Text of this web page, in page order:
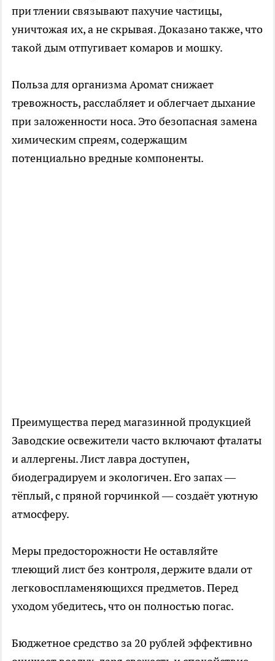
при тлении связывают пахучие частицы,
уничтожая их, а не скрывая. Доказано также, что
такой дым отпугивает комаров и мошку.
Польза для организма Аромат снижает
тревожность, расслабляет и облегчает дыхание
при заложенности носа. Это безопасная замена
химическим спреям, содержащим
потенциально вредные компоненты.
Преимущества перед магазинной продукцией
Заводские освежители часто включают фталаты
и аллергены. Лист лавра доступен,
биодеградируем и экологичен. Его запах —
тёплый, с пряной горчинкой — создаёт уютную
атмосферу.
Меры предосторожности Не оставляйте
тлеющий лист без контроля, держите вдали от
легковоспламеняющихся предметов. Перед
уходом убедитесь, что он полностью погас.
Бюджетное средство за 20 рублей эффективно